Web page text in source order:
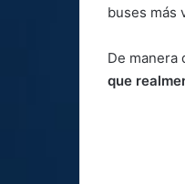
buses más
De manera
que